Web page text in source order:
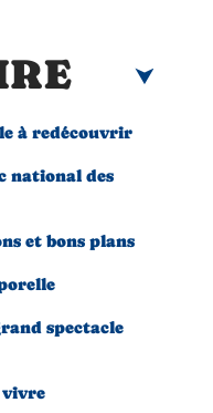
à redécouvrir
national des
et bons plans
spectacle
vivre